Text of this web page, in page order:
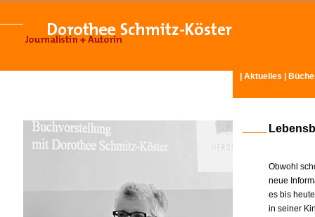
Aktuelles
Obwohl
neue
es bis
in seiner